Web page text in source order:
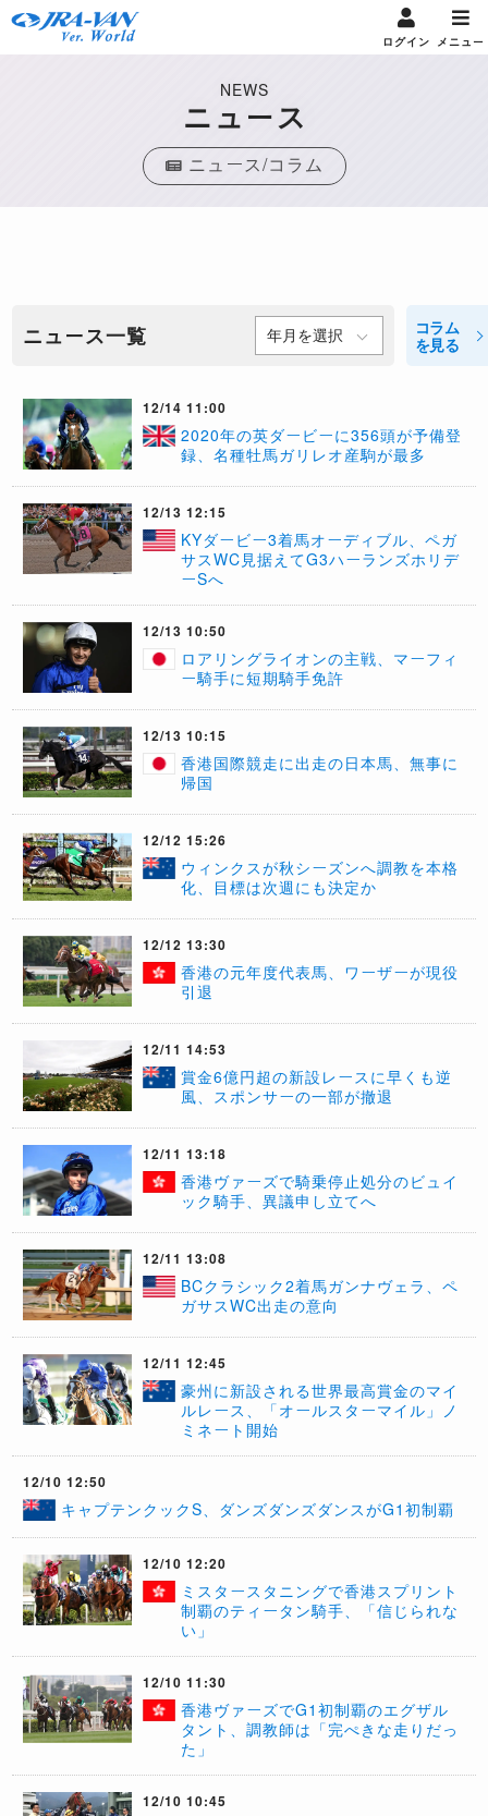
ログイン メニュー
NEWS
ニュース
ニュース/コラム
ニュース一覧
コラム
を見る
12/14 11:00
​2020年の英ダービーに356頭が予備登
録、名種牡馬ガリレオ産駒が最多
12/13 12:15
​KYダービー3着馬オーディブル、ペガ
サスWC見据えてG3ハーランズホリデ
ーSへ
12/13 10:50
​ロアリングライオンの主戦、マーフィ
ー騎手に短期騎手免許
12/13 10:15
​香港国際競走に出走の日本馬、無事に
帰国
12/12 15:26
ウィンクスが秋シーズンへ調教を本格
化、目標は次週にも決定か
12/12 13:30
香港の元年度代表馬、ワーザーが現役
引退
12/11 14:53
賞金6億円超の新設レースに早くも逆
風、スポンサーの一部が撤退
12/11 13:18
香港ヴァーズで騎乗停止処分のビュイ
ック騎手、異議申し立てへ
12/11 13:08
​BCクラシック2着馬ガンナヴェラ、ペ
ガサスWC出走の意向
12/11 12:45
豪州に新設される世界最高賞金のマイ
ルレース、「オールスターマイル」ノ
ミネート開始
12/10 12:50
​キャプテンクックS、ダンズダンズダンスがG1初制覇
12/10 12:20
​ミスタースタニングで香港スプリント
制覇のティータン騎手、「信じられな
い」
12/10 11:30
香港ヴァーズでG1初制覇のエグザル
タント、調教師は「完ぺきな走りだっ
た」
12/10 10:45